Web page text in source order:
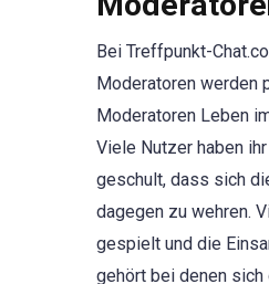
Bei Treffpunkt-
Moderatoren werden
Moderatoren Leben
Viele Nutzer haben
geschult, dass sich
dagegen zu wehren.
gespielt und die
gehört bei denen